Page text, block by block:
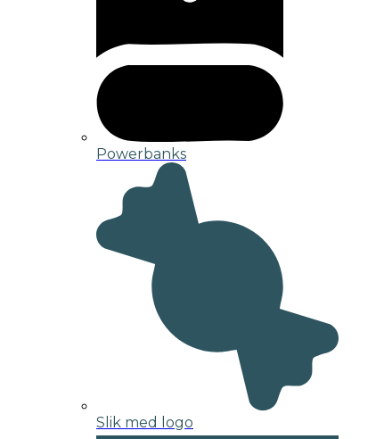
Powerbanks
Slik med logo